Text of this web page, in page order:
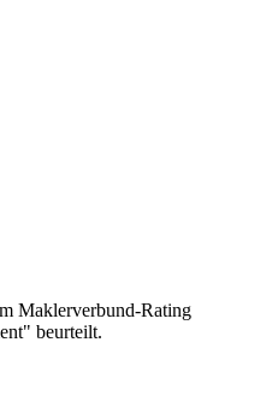
Maklerverbund-Rating
beurteilt.